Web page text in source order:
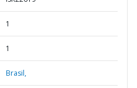
1
1
Brasil,